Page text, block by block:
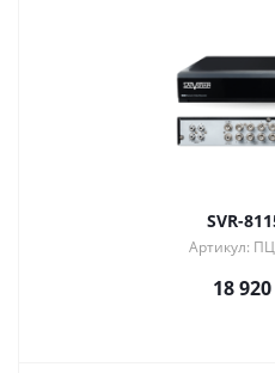
SVR-
Артикул:
18 920